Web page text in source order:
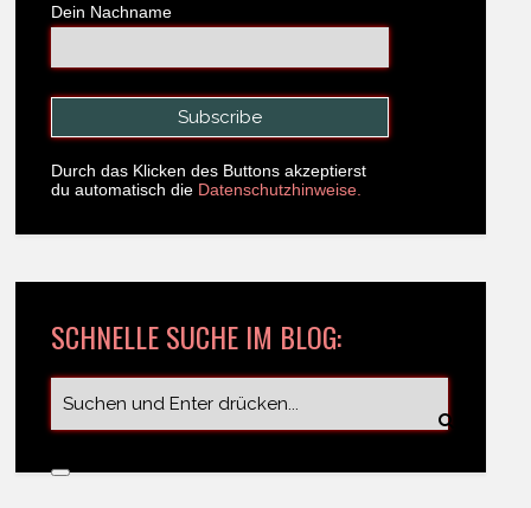
Dein Nachname
Durch das Klicken des Buttons akzeptierst
du automatisch die Datenschutzhinweise.
SCHNELLE SUCHE IM BLOG: